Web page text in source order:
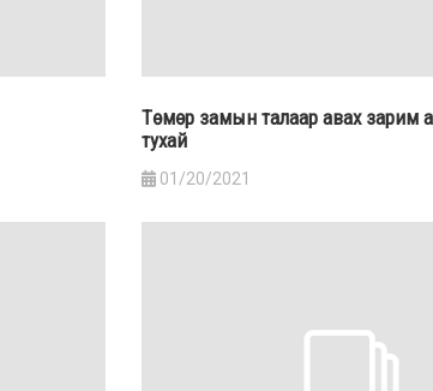
Төмөр замын талаар авах зарим
тухай
01/20/2021